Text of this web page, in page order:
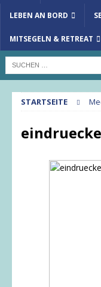
LEBEN AN BORD
MITSEGELN & RETREAT
STARTSEITE
eindruecke